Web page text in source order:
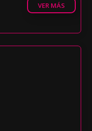
VER MÁS